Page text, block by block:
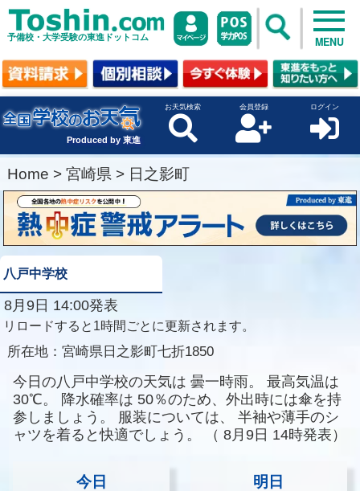
予備校・大学受験の東進ドットコム MENU
Produced by 東進
お天気検索 会員登録 ログイン
Home > 宮崎県 > 日之影町
八戸中学校
8月9日 14:00発表
リロードすると1時間ごとに更新されます。
所在地： 宮崎県日之影町七折1850
今日の八戸中学校の天気は 曇一時雨。
最高気温は
30℃。
降水確率は 50％のため、外出時には傘を持
参しましょう。
服装については、
半袖や薄手のシ
ャツを着ると快適でしょう。
（ 8月9日 14時発表）
今日 明日